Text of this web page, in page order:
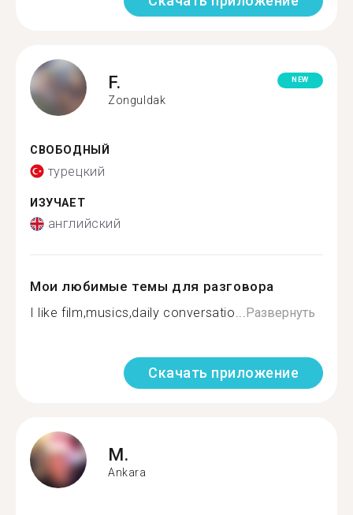
F.
Zonguldak
NEW
СВОБОДНЫЙ
турецкий
ИЗУЧАЕТ
английский
Мои любимые темы для разговора
I like film,musics,daily conversatio...Развернуть
Скачать приложение
M.
Ankara